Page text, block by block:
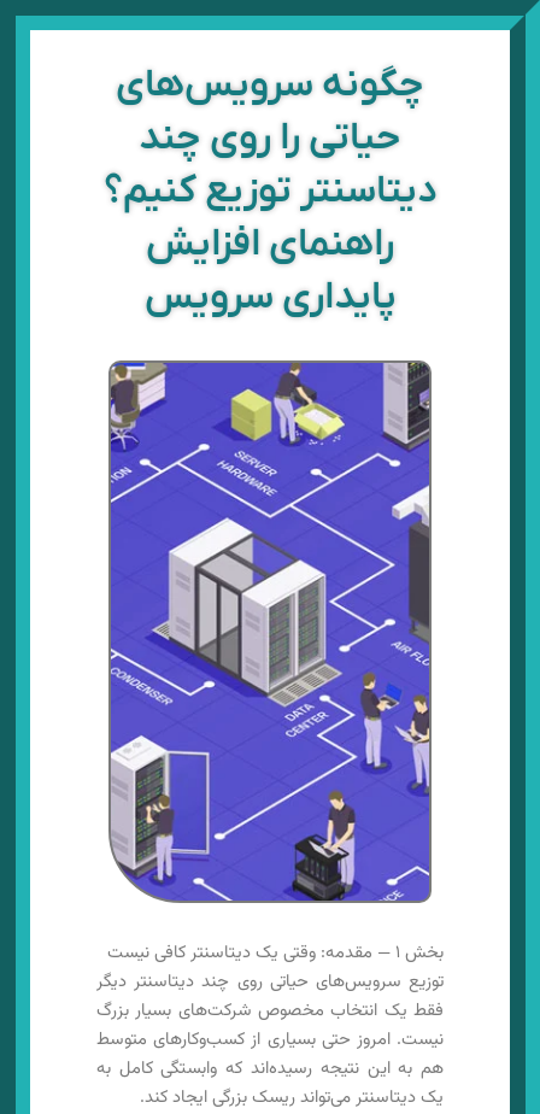
پرش
چگونه سرویس‌های
حیاتی را روی چند
دیتاسنتر توزیع کنیم؟
راهنمای افزایش
پایداری سرویس
بخش ۱ — مقدمه: وقتی یک دیتاسنتر کافی نیست
توزیع سرویس‌های حیاتی روی چند دیتاسنتر دیگر
فقط یک انتخاب مخصوص شرکت‌های بسیار بزرگ
نیست. امروز حتی بسیاری از کسب‌وکارهای متوسط
هم به این نتیجه رسیده‌اند که وابستگی کامل به
یک دیتاسنتر می‌تواند ریسک بزرگی ایجاد کند.